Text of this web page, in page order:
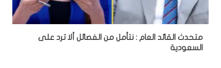
متحدث القائد العام : نتأمل من الفصائل ألا ترد على
السعودية